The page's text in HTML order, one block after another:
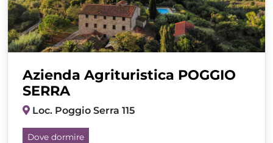
Azienda Agrituristica POGGIO
SERRA
Loc. Poggio Serra 115
Dove dormire